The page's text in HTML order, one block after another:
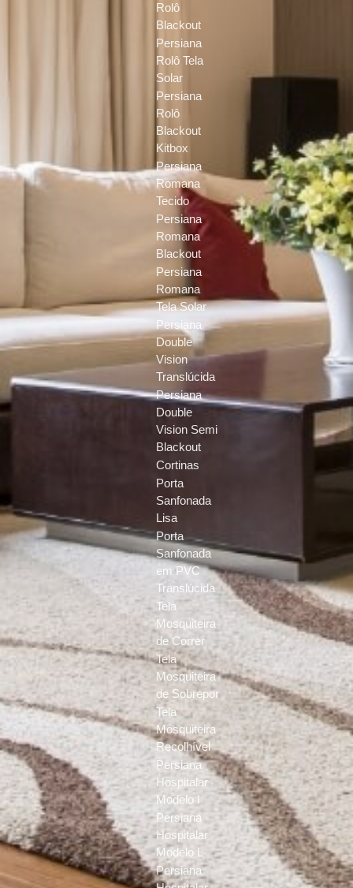
Rolô
Blackout
Persiana
Rolô Tela
Solar
Persiana
Rolô
Blackout
Kitbox
Persiana
Romana
Tecido
Persiana
Romana
Blackout
Persiana
Romana
Tela Solar
Persiana
Double
Vision
Translúcida
Persiana
Double
Vision Semi
Blackout
Cortinas
Porta
Sanfonada
Lisa
Porta
Sanfonada
em PVC
Translúcida
Tela
Mosquiteira
de Correr
Tela
Mosquiteira
de Sobrepor
Tela
Mosquiteira
Recolhível
Persiana
Hospitalar
Modelo I
Persiana
Hospitalar
Modelo L
Persiana